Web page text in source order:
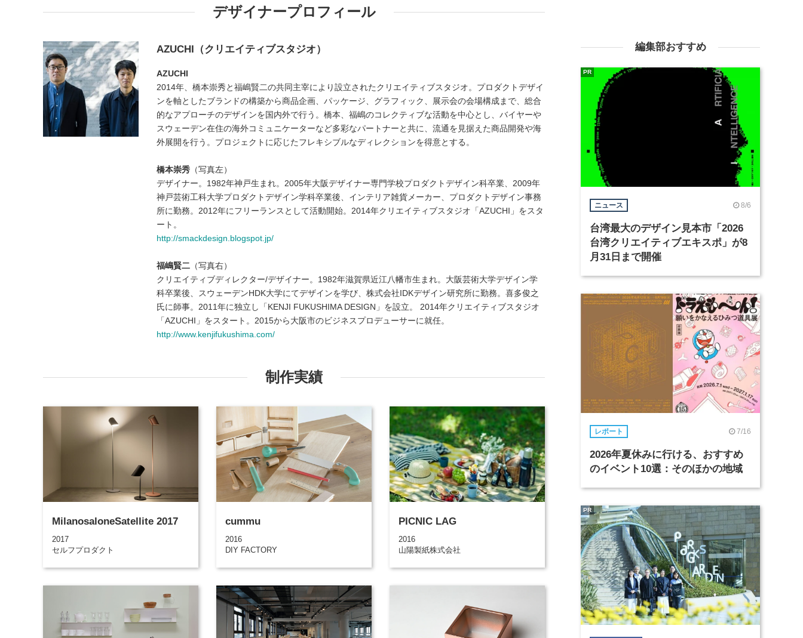
デザイナープロフィール
AZUCHI（クリエイティブスタジオ）
AZUCHI
2014年、橋本崇秀と福嶋賢二の共同主宰により設立されたクリエイティブスタジオ。プロダクトデザイ
ンを軸としたブランドの構築から商品企画、パッケージ、グラフィック、展示会の会場構成まで、総合
的なアプローチのデザインを国内外で行う。橋本、福嶋のコレクティブな活動を中心とし、バイヤーや
スウェーデン在住の海外コミュニケーターなど多彩なパートナーと共に、流通を見据えた商品開発や海
外展開を行う。プロジェクトに応じたフレキシブルなディレクションを得意とする。
橋本崇秀 （写真左）
デザイナー。1982年神戸生まれ。2005年大阪デザイナー専門学校プロダクトデザイン科卒業、2009年
神戸芸術工科大学プロダクトデザイン学科卒業後、インテリア雑貨メーカー、プロダクトデザイン事務
所に勤務。2012年にフリーランスとして活動開始。2014年クリエイティブスタジオ「AZUCHI」をスタ
ート。
http://smackdesign.blogspot.jp/
福嶋賢二 （写真右）
クリエイティブディレクター/デザイナー。1982年滋賀県近江八幡市生まれ。大阪芸術大学デザイン学
科卒業後、スウェーデンHDK大学にてデザインを学び、株式会社IDKデザイン研究所に勤務。喜多俊之
氏に師事。2011年に独立し「KENJI FUKUSHIMA DESIGN」を設立。 2014年クリエイティブスタジオ
「AZUCHI」をスタート。2015から大阪市のビジネスプロデューサーに就任。
http://www.kenjifukushima.com/
制作実績
MilanosaloneSatellite 2017
2017
セルフプロダクト
cummu
2016
DIY FACTORY
PICNIC LAG
2016
山陽製紙株式会社
編集部おすすめ
ニュース 8/6
台湾最大のデザイン見本市「2026
台湾クリエイティブエキスポ」が8
月31日まで開催
PR
レポート 7/16
2026年夏休みに行ける、おすすめ
のイベント10選：そのほかの地域
PR